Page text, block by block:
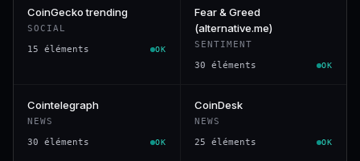
CoinGecko trending
SOCIAL
15 éléments OK
Fear & Greed
(alternative.me)
SENTIMENT
30 éléments OK
Cointelegraph
NEWS
30 éléments OK
CoinDesk
NEWS
25 éléments OK